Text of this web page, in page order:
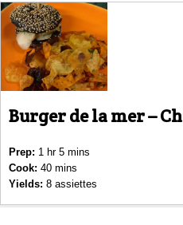
Burger de la mer –
Prep: 1 hr 5 mins
Cook: 40 mins
Yields: 8 assiettes